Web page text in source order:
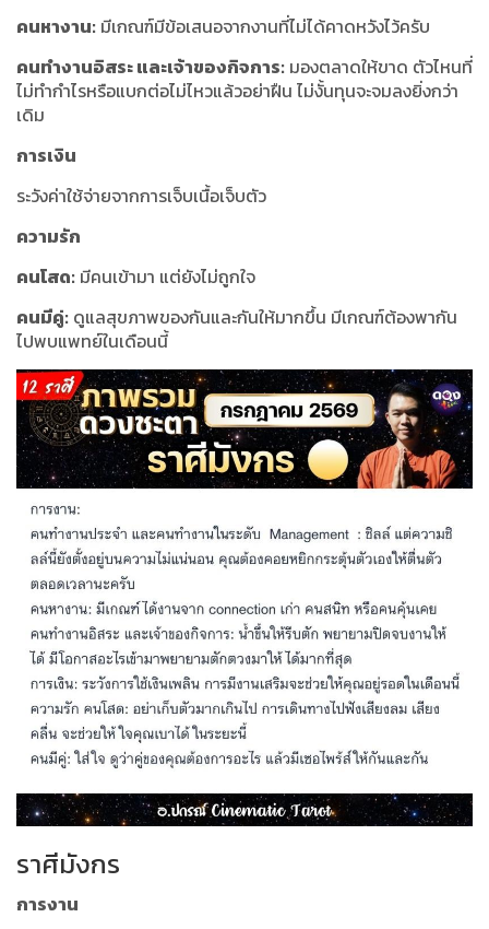
คนหางาน: มีเกณฑ์มีข้อเสนอจากงานที่ไม่ได้คาดหวังไว้ครับ
คนทำงานอิสระ และเจ้าของกิจการ: มองตลาดให้ขาด ตัวไหนที่
ไม่ทำกำไรหรือแบกต่อไม่ไหวแล้วอย่าฝืน ไม่งั้นทุนจะจมลงยิ่งกว่า
เดิม
การเงิน
ระวังค่าใช้จ่ายจากการเจ็บเนื้อเจ็บตัว
ความรัก
คนโสด: มีคนเข้ามา แต่ยังไม่ถูกใจ
คนมีคู่: ดูแลสุขภาพของกันและกันให้มากขึ้น มีเกณฑ์ต้องพากัน
ไปพบแพทย์ในเดือนนี้
ราศีมังกร
การงาน